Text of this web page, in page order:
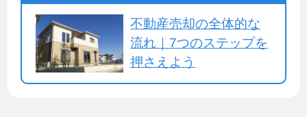
不動産売却の全体的な
流れ｜7つのステップを
押さえよう